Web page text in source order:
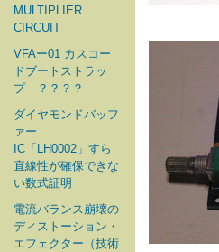
MULTIPLIER
CIRCUIT
VFAー01 カスコー
ドブートストラッ
プ ？？？？
ダイヤモンドバッフ
ァー
IC「LH0002」すら
直線性が確保できな
い数式証明
電流バランス崩壊の
ディストーション・
エフェクター（技術